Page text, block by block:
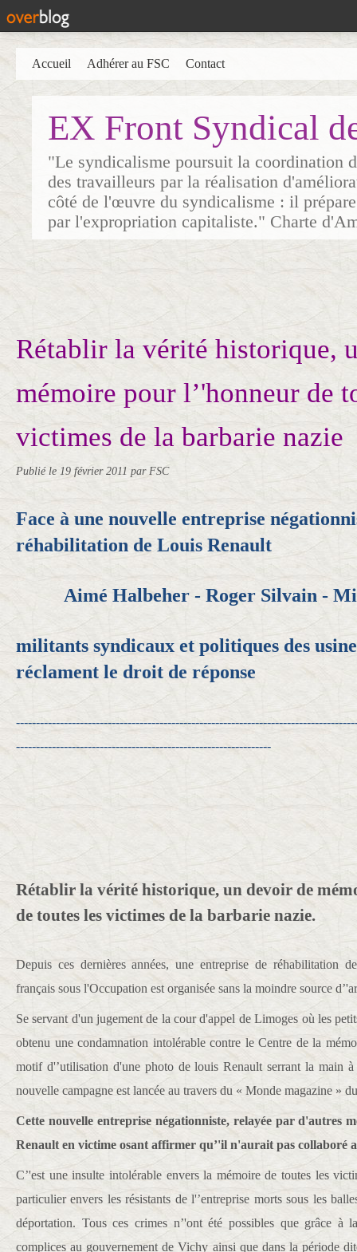
EX Front Syndical
"Le syndicalisme poursuit la coordination
des travailleurs par la réalisation
côté de l'œuvre du syndicalisme : il
par l'expropriation capitaliste." Charte
Accueil Adhérer au FSC Contact
Rétablir la vérité historique,
mémoire pour l’'honneur de
victimes de la barbarie nazie
Publié le 19 février 2011 par FSC
Face à une nouvelle entreprise
réhabilitation de Louis Renault
Aimé Halbeher - Roger Silvain -
militants syndicaux et politiques des
réclament le droit de réponse
----------------------------------------------------------------
Rétablir la vérité historique, un devoir de
de toutes les victimes de la barbarie nazie.
Depuis ces dernières années, une entreprise de réhabilitation
français sous l'Occupation est organisée sans la moindre source
Se servant d'un jugement de la cour d'appel de Limoges où les
obtenu une condamnation intolérable contre le Centre de la
motif d'’utilisation d'une photo de louis Renault serrant la main
nouvelle campagne est lancée au travers du « Monde magazine »
Cette nouvelle entreprise négationniste, relayée par d'autres
Renault en victime osant affirmer qu’'il n'aurait pas collaboré
C’'est une insulte intolérable envers la mémoire de toutes les
particulier envers les résistants de l'’entreprise morts sous les
déportation. Tous ces crimes n’'ont été possibles que grâce à
complices au gouvernement de Vichy ainsi que dans la période